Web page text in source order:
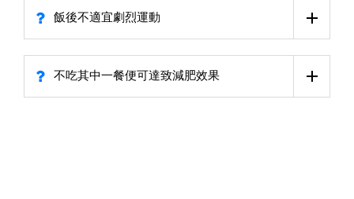
飯後不適宜劇烈運動
不吃其中一餐便可達致減肥效果